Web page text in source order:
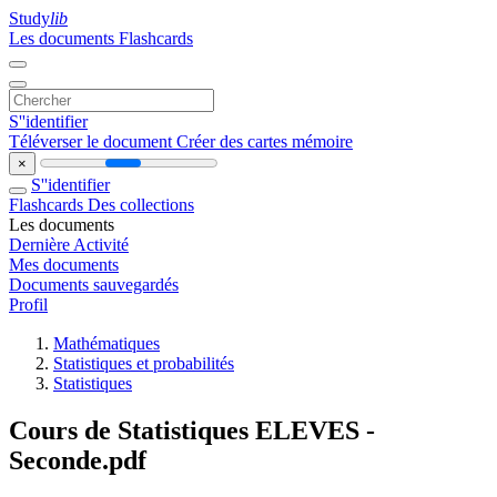
Studylib
Les documents Flashcards
S''identifier
Téléverser le document Créer des cartes mémoire
×
S''identifier
Flashcards Des collections
Les documents
Dernière Activité
Mes documents
Documents sauvegardés
Profil
Mathématiques
Statistiques et probabilités
Statistiques
Cours de Statistiques ELEVES -
Seconde.pdf